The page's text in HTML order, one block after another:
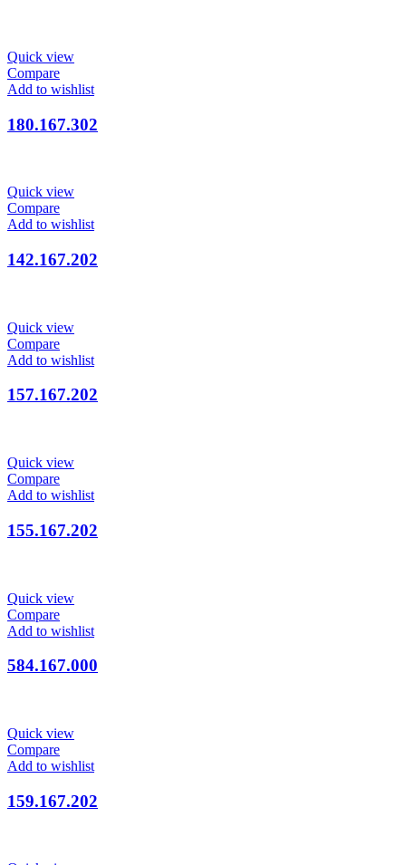
Quick view
Compare
Add to wishlist
180.167.302
Quick view
Compare
Add to wishlist
142.167.202
Quick view
Compare
Add to wishlist
157.167.202
Quick view
Compare
Add to wishlist
155.167.202
Quick view
Compare
Add to wishlist
584.167.000
Quick view
Compare
Add to wishlist
159.167.202